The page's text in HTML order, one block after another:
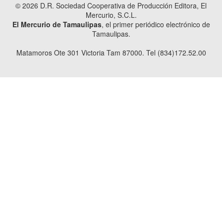
© 2026 D.R. Sociedad Cooperativa de Producción Editora, El
Mercurio, S.C.L.
El Mercurio de Tamaulipas, el primer periódico electrónico de
Tamaulipas.
Matamoros Ote 301 Victoria Tam 87000. Tel (834)172.52.00